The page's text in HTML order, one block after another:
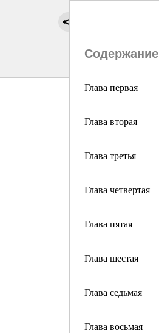
Содержание
Глава первая
Глава вторая
Глава третья
Глава четвертая
Глава пятая
Глава шестая
Глава седьмая
Глава восьмая